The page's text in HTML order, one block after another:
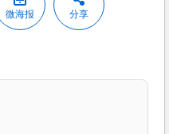
微海报 分享